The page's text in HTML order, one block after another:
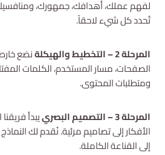
لفهم عملك، أهدافك، جمهورك،
تُحدد كل شيء لاحقاً.
المرحلة 2 – التخطيط والهيكلة
نضع
الصفحات، مسار المستخدم، الكلمات
ومتطلبات المحتوى.
المرحلة 3 – التصميم البصري
يبدأ
الأفكار إلى تصاميم مرئية. نُقدم لك
إلى القناعة الكاملة.